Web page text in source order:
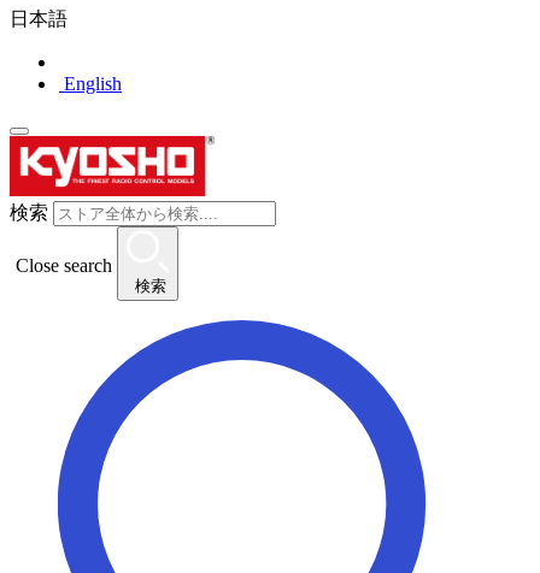
日本語
English
検索
Close search
検索